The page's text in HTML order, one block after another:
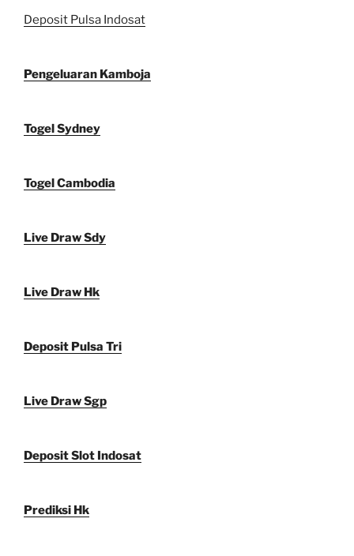
Deposit Pulsa Indosat
Pengeluaran Kamboja
Togel Sydney
Togel Cambodia
Live Draw Sdy
Live Draw Hk
Deposit Pulsa Tri
Live Draw Sgp
Deposit Slot Indosat
Prediksi Hk